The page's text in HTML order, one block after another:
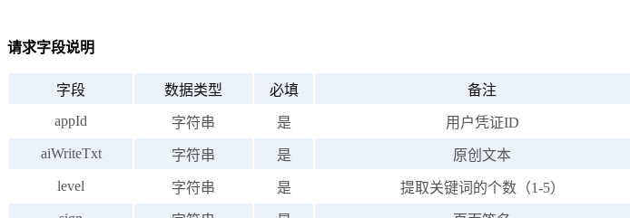
请求字段说明
字段 数据类型 必填
备注
appId
字符串 是
用户凭证ID
aiWriteTxt
字符串 是
原创文本
level
字符串 是
提取关键词的个数（1-5）